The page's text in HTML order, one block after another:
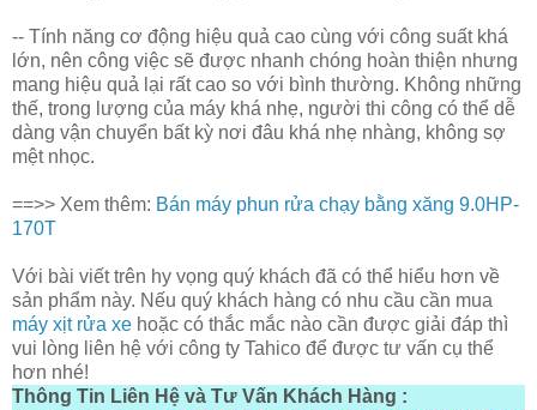
-- Tính năng cơ động hiệu quả cao cùng với công suất khá
lớn, nên công việc sẽ được nhanh chóng hoàn thiện nhưng
mang hiệu quả lại rất cao so với bình thường. Không những
thế, trong lượng của máy khá nhẹ, người thi công có thể dễ
dàng vận chuyển bất kỳ nơi đâu khá nhẹ nhàng, không sợ
mệt nhọc.
==>> Xem thêm: Bán máy phun rửa chạy bằng xăng 9.0HP-
170T
Với bài viết trên hy vọng quý khách đã có thể hiểu hơn về
sản phẩm này. Nếu quý khách hàng có nhu cầu cần mua
máy xịt rửa xe hoặc có thắc mắc nào cần được giải đáp thì
vui lòng liên hệ với công ty Tahico để được tư vấn cụ thể
hơn nhé!
Thông Tin Liên Hệ và Tư Vấn Khách Hàng :